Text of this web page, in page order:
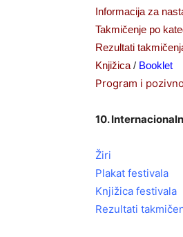
Informacija za
Takmičenje po
Rezultati
Knjižica / Booklet
Program i
10.
Žiri
Plakat festivala
Knjižica festivala
Rezultati